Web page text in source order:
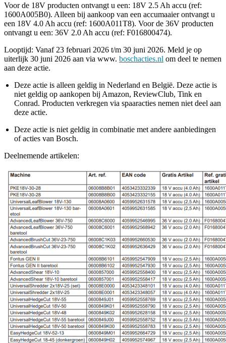
Voor de 18V producten ontvangt u een: 18V 2.5 Ah accu (ref:
1600A005B0). Alleen bij aankoop van een accumaaier ontvangt u
een 18V 4.0 Ah accu (ref: 1600A011T8). Voor de 36V producten
ontvangt u een: 36V 2.0 Ah accu (ref: F016800474).
Looptijd: Vanaf 23 februari 2026 t/m 30 juni 2026. Meld je op
uiterlijk 30 juni 2026 aan via www. boschacties.nl om deel te nemen
aan deze actie.
Deze actie is alleen geldig in Nederland en België. Deze actie is
niet geldig op aankopen bij Amazon, ReviewClub, Tink en
Conrad. Producten verkregen via spaaracties nemen niet deel aan
deze actie.
Deze actie is niet geldig in combinatie met andere aanbiedingen
of acties van Bosch.
Deelnemende artikelen: